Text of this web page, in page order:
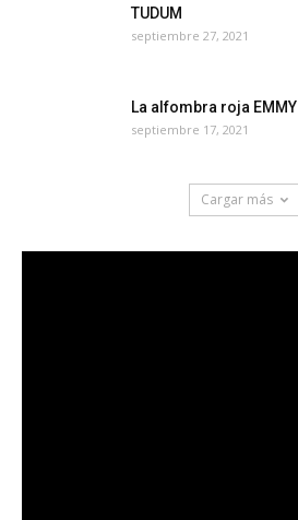
TUDUM
septiembre 27, 2021
La alfombra roja EMMY
septiembre 17, 2021
Cargar más